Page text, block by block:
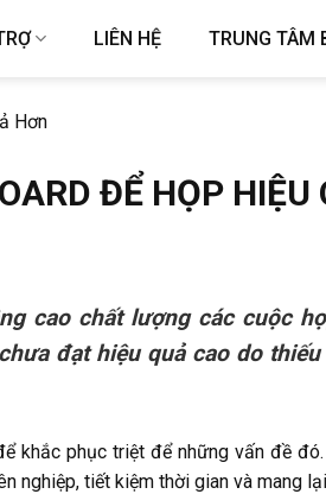
LIÊN HỆ TRUNG TÂM
Hơn
ĐỂ HỌP HIỆU
cao chất lượng các cuộc
đạt hiệu quả cao do
khắc phục triệt để những vấn đề
nghiệp, tiết kiệm thời gian và mang